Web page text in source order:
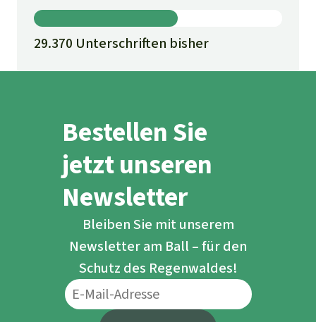
29.370 Unterschriften bisher
Bestellen Sie
jetzt unseren
Newsletter
Bleiben Sie mit unserem
Newsletter am Ball – für den
Schutz des Regenwaldes!